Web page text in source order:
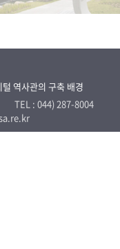
털 역사관의 구축 배경
TEL : 044) 287-8004